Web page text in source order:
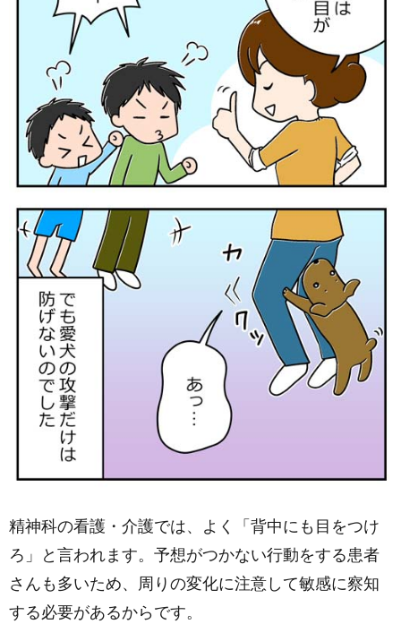
精神科の看護・介護では、よく「背中にも目をつけ
ろ」と言われます。予想がつかない行動をする患者
さんも多いため、周りの変化に注意して敏感に察知
する必要があるからです。